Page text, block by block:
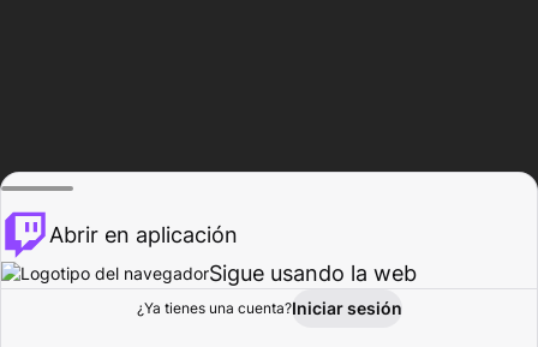
Explorar Actividad
Abrir en aplicación
Sigue usando la web
¿Ya tienes una cuenta?Iniciar sesión